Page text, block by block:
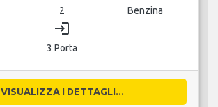
2 Benzina
login
3 Porta
VISUALIZZA I DETTAGLI...